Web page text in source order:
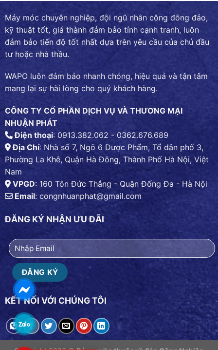
Máy móc chuyên nghiệp, đội ngũ nhân công đông đảo,
kỹ thuật tốt, giá thành đảm bảo tính cạnh tranh, luôn
đảm bảo tiến độ tốt nhất dựa trên yêu cầu của chủ đầu
tư hoặc nhà thầu.
WAPO luôn đảm bảo nhanh chóng, hiệu quả và tận tâm
mang lại sự hài lòng cho quý khách hàng.
CÔNG TY CỔ PHẦN DỊCH VỤ VÀ THƯƠNG MẠI
NHUẬN PHÁT
Điện thoại: 0913.382.062 - 0362.676.689
Địa Chỉ: Nhà số 7, Ngõ 6 Dược Phẩm, Tổ dân phố 3,
Phường La Khê, Quận Hà Đông, Thành Phố Hà Nội, Việt
Nam
VPGD: 160 Tôn Đức Thắng - Quận Đống Đa - Hà Nội
Email: congnhuanphat@gmail.com
ĐĂNG KÝ NHẬN ƯU ĐÃI
KẾT NỐI VỚI CHÚNG TÔI